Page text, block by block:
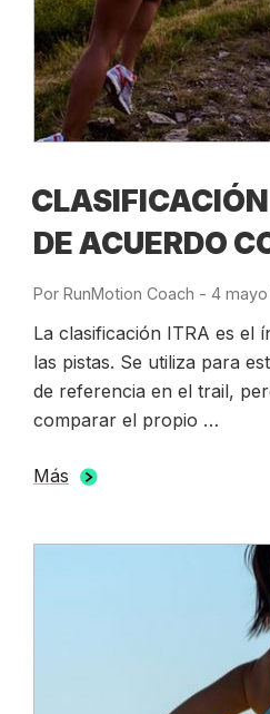
DE ACUERDO
Por RunMotion Coach - 4
La clasificación ITRA es el
las pistas. Se utiliza para
de referencia en el trail,
comparar el propio …
Más